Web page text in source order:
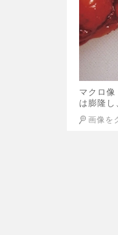
マクロ
は膨隆
画像を